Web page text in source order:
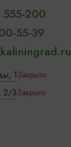
1Закрыто
2/3Закрыто
200
55-39